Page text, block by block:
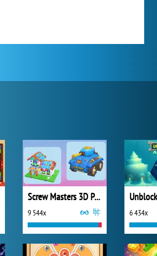
Screw Masters 3D Puzzle
9 544x 6 434x